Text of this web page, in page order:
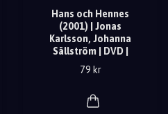
Hans och Hennes
(2001) | Jonas
Karlsson, Johanna
Sällström | DVD |
79 kr